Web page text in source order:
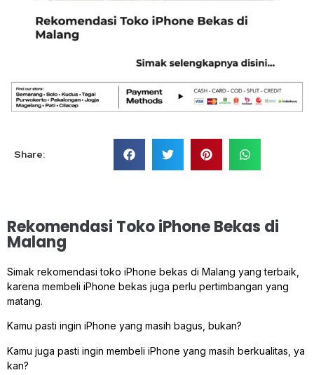
Share:
Rekomendasi Toko iPhone Bekas di
Malang
Simak rekomendasi toko iPhone bekas di Malang yang terbaik,
karena membeli iPhone bekas juga perlu pertimbangan yang
matang.
Kamu pasti ingin iPhone yang masih bagus, bukan?
Kamu juga pasti ingin membeli iPhone yang masih berkualitas, ya
kan?